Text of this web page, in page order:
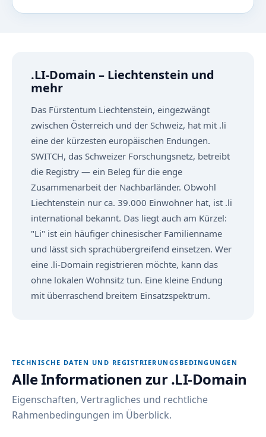
.LI-Domain – Liechtenstein und
mehr
Das Fürstentum Liechtenstein, eingezwängt
zwischen Österreich und der Schweiz, hat mit .li
eine der kürzesten europäischen Endungen.
SWITCH, das Schweizer Forschungsnetz, betreibt
die Registry — ein Beleg für die enge
Zusammenarbeit der Nachbarländer. Obwohl
Liechtenstein nur ca. 39.000 Einwohner hat, ist .li
international bekannt. Das liegt auch am Kürzel:
"Li" ist ein häufiger chinesischer Familienname
und lässt sich sprachübergreifend einsetzen. Wer
eine .li-Domain registrieren möchte, kann das
ohne lokalen Wohnsitz tun. Eine kleine Endung
mit überraschend breitem Einsatzspektrum.
TECHNISCHE DATEN UND REGISTRIERUNGSBEDINGUNGEN
Alle Informationen zur .LI-Domain
Eigenschaften, Vertragliches und rechtliche
Rahmenbedingungen im Überblick.